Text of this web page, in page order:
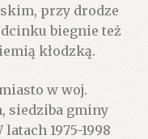
przy drodze
biegnie też
kłodzką.
w woj.
siedziba gminy
1975-1998